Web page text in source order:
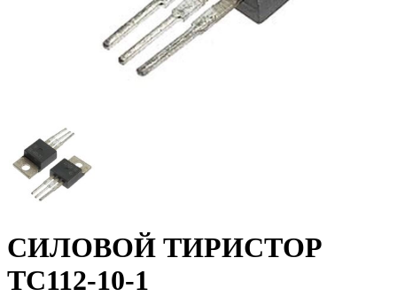
СИЛОВОЙ ТИРИСТОР
ТС112-10-1